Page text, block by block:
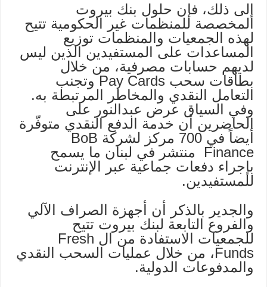
إلى ذلك، فإن حلول بنك بيروت
المخصصة للمنظمات غير الحكومية تتيح
لهذه الجمعيات والمنظمات توزيع
المساعدات على المستفيدين الذين ليس
لديهم حسابات مصرفية، من خلال
بطاقات سحب Pay Cards وتجنب
التعامل النقدي والمخاطر المرتبطة به.
وفي السياق عرض عبدالنور على
الحاضرين أن خدمة الدفع النقدي متوفّرة
أيضاً في 700 مركز لشركة BoB
Finance منتشر في لبنان ما يسمح
بإجراء دفعات جماعية عبر الإنترنت
للمستفيدين.
والجدير بالذكر أن أجهزة الصراف الآلي
والفروع التابعة لبنك بيروت تتيح
للجمعيات الاستفادة من ال Fresh
Funds، من خلال عمليات السحب النقدي
والمدفوعات الدولية.